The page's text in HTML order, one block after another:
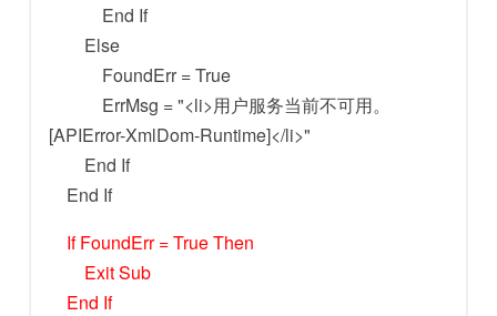
End If
Else
FoundErr = True
ErrMsg = "<li>用户服务当前不可用。
[APIError-XmlDom-Runtime]</li>"
End If
End If
If FoundErr = True Then
Exit Sub
End If